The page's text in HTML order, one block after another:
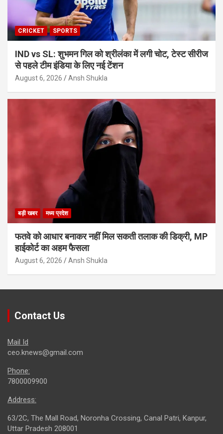
CRICKET SPORTS
IND vs SL: शुभमन गिल को श्रीलंका में लगी चोट, टेस्ट सीरीज
से पहले टीम इंडिया के लिए नई टेंशन
August 6, 2026 Ansh Shukla
बड़ी खबर मध्य प्रदेश
फतवे को आधार बनाकर नहीं मिल सकती तलाक की डिक्री, MP
हाईकोर्ट का अहम फैसला
August 6, 2026 Ansh Shukla
Contact Us
Mail Id
ceo.knews@gmail.com
Phone:
7800009900
Address:
63/2C, The Mall Road, Noronha Crossing, Canal Patri, Kanpur,
Uttar Pradesh 208001